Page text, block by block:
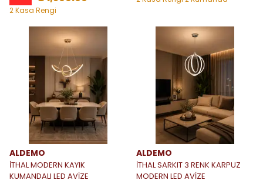
2 Kasa Rengi
ALDEMO
İTHAL MODERN KAYIK
KUMANDALI LED AVİZE
ALDEMO
İTHAL SARKIT 3 RENK KARPUZ
MODERN LED AVİZE